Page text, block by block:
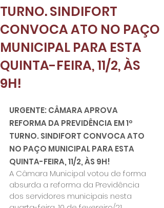
TURNO. SINDIFORT
CONVOCA ATO NO PAÇO
MUNICIPAL PARA ESTA
QUINTA-FEIRA, 11/2, ÀS
9H!
URGENTE: CÂMARA APROVA
REFORMA DA PREVIDÊNCIA EM 1º
TURNO. SINDIFORT CONVOCA ATO
NO PAÇO MUNICIPAL PARA ESTA
QUINTA-FEIRA, 11/2, ÀS 9H!
A Câmara Municipal votou de forma
absurda a reforma da Previdência
dos servidores municipais nesta